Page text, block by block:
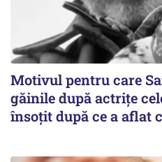
Motivul pentru care
găinile după actrițe
însoțit după ce a aflat